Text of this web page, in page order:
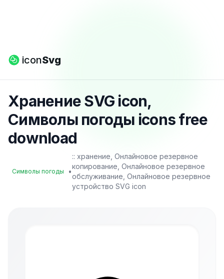
iconSvg
Хранение SVG icon,
Символы погоды icons free
download
Символы погоды •
:: хранение, Онлайновое резервное
копирование, Онлайновое резервное
обслуживание, Онлайновое резервное
устройство SVG icon